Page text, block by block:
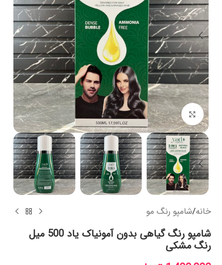
بزرگنمایی تصویر
خانه/شامپو رنگ مو
شامپو رنگ گیاهی بدون آمونیاک یاد 500 میل
رنگ مشکی